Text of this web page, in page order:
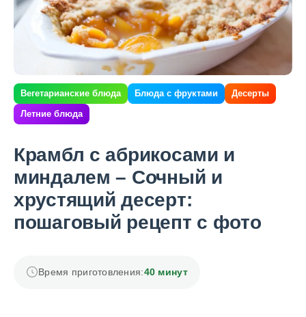
Вегетарианские блюда Блюда с фруктами
Десерты
Летние блюда
Крамбл с абрикосами и
миндалем – Сочный и
хрустящий десерт:
пошаговый рецепт с фото
Время приготовления:40 минут